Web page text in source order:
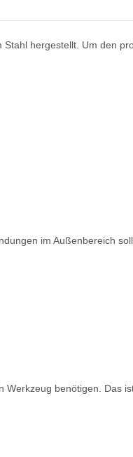
hergestellt. Um den
im Außenbereich
benötigen. Das